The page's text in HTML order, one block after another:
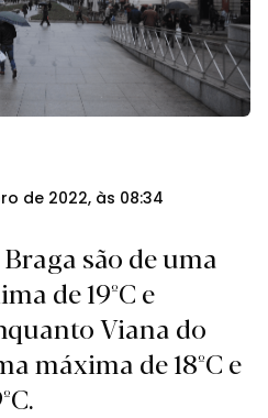
de 2022, às 08:34
são de uma
de 19ºC e
Viana do
máxima de 18ºC e